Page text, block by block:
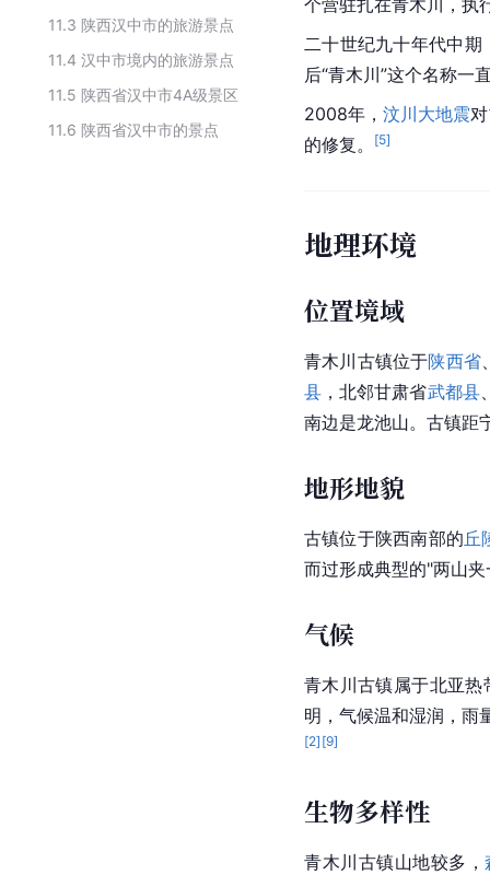
11.3 陕西汉中市的旅游景点
11.4 汉中市境内的旅游景点
11.5 陕西省汉中市4A级景区
11.6 陕西省汉中市的景点
二十世纪九十年代中
后“青木川”这个名称一
2008年，汶川大地震
的修复。
[5]
地理环境
位置境域
青木川古镇位于陕西省
县 ，北邻甘肃省武都县
南边是龙池山。古镇距
地形地貌
古镇位于陕西南部的 丘
而过形成典型的"两山
气候
青木川古镇属于北亚热
明，气候温和湿润，
[2] [9]
生物多样性
青木川古镇山地较多，